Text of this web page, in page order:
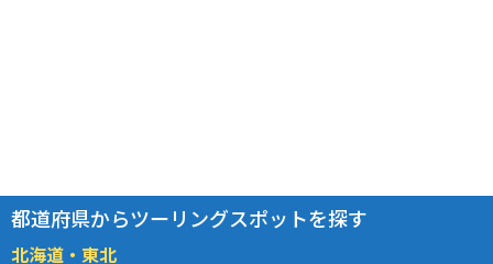
都道府県からツーリングスポットを探す
北海道・東北